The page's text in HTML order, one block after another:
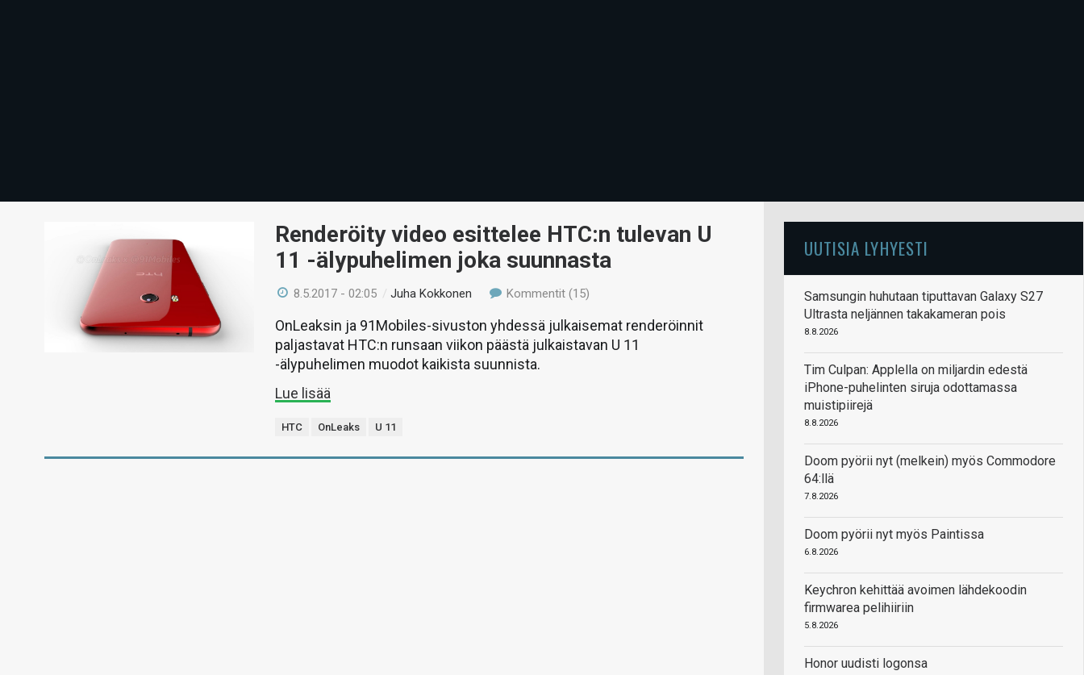
Renderöity video esittelee HTC:n tulevan U
11 -älypuhelimen joka suunnasta
8.5.2017 - 02:05 /Juha Kokkonen Kommentit (15)
OnLeaksin ja 91Mobiles-sivuston yhdessä julkaisemat renderöinnit
paljastavat HTC:n runsaan viikon päästä julkaistavan U 11
-älypuhelimen muodot kaikista suunnista.
Lue lisää
HTC OnLeaks U 11
UUTISIA LYHYESTI
Samsungin huhutaan tiputtavan Galaxy S27
Ultrasta neljännen takakameran pois
8.8.2026
Tim Culpan: Applella on miljardin edestä
iPhone-puhelinten siruja odottamassa
muistipiirejä
8.8.2026
Doom pyörii nyt (melkein) myös Commodore
64:llä
7.8.2026
Doom pyörii nyt myös Paintissa
6.8.2026
Keychron kehittää avoimen lähdekoodin
firmwarea pelihiiriin
5.8.2026
Honor uudisti logonsa